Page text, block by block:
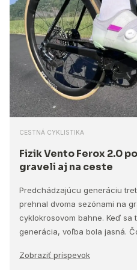
CESTNÁ CYKLISTIKA
Fizik Vento Ferox 2.0
graveli aj na ceste
Predchádzajúcu generáciu
prehnal dvoma sezónami na
cyklokrosovom bahne. Keď sa
generácia, voľba bola jasná.
Zobraziť príspevok